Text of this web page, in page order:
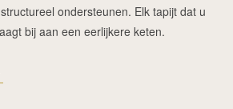
ondersteunen. Elk tapijt dat u
bij aan een eerlijkere keten.